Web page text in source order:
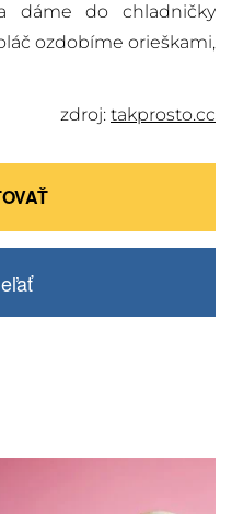
dáme do chladničky
ozdobíme orieškami,
zdroj: takprosto.cc